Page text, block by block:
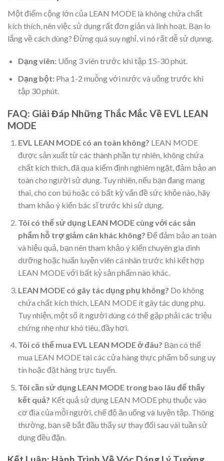
Một điểm cộng lớn của LEAN MODE là không chứa chất
kích thích, nên việc sử dụng rất đơn giản và linh hoạt. Bạn lo
lắng về cách dùng? Đừng quá suy nghỉ, vì nó rất dễ sử dụnng.
Dạng viên:Uống 3 viên trước khi tập 15-30 phút.
Dạng bột:Pha 1-2 muỗng với nước và uống trước khi
tập 30 phút.
FAQ: Giải Đáp Những Thắc Mắc Về EVL LEAN
MODE
EVL LEAN MODE có an toàn không? LEAN MODE
được sản xuất từ các thành phần tự nhiên, không chứa
chất kích thích, đã qua kiểm định nghiêm ngặt, đảm bảo an
toàn cho người sử dụng. Tuy nhiên, nếu bạn đang mang
thai, cho con bú hoặc có bất kỳ vấn đề sức khỏe nào, hãy
tham khảo ý kiến bác sĩ trước khi sử dụng.
Tôi có thể sử dụng LEAN MODE cùng với các sản
phẩm hỗ trợ giảm cân khác không? Để đảm bảo an toàn
và hiệu quả, bạn nên tham khảo ý kiến chuyên gia dinh
dưỡng hoặc huấn luyện viên cá nhân trước khi kết hợp
LEAN MODE với bất kỳ sản phẩm nào khác.
LEAN MODE có gây tác dụng phụ không? Do không
chứa chất kích thích, LEAN MODE ít gây tác dụng phụ.
Tuy nhiện, một số ít người dùng có thể gặp phải các triệu
chứng nhẹ như khó tiêu, đầy hơi.
Tôi có thể mua EVL LEAN MODE ở đâu? Bạn có thể
mua LEAN MODE tại các cửa hàng thực phẩm bổ sung uy
tín hoặc đặt hàng trực tuyến.
Tôi cần sử dụng LEAN MODE trong bao lâu để thấy
kết quả? Kết quả sử dụng LEAN MODE phụ thuộc vào
cơ địa của mỗi người, chế độ ăn uống và luyện tập. Thông
thường, bạn sẽ bắt đầu thấy sự thay đổi sau vài tuần sử
dụng đều đặn.